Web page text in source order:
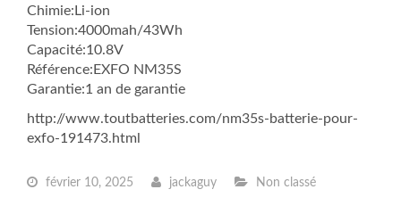
Chimie:Li-ion
Tension:4000mah/43Wh
Capacité:10.8V
Référence:EXFO NM35S
Garantie:1 an de garantie
http://www.toutbatteries.com/nm35s-batterie-pour-
exfo-191473.html
février 10, 2025 jackaguy Non classé